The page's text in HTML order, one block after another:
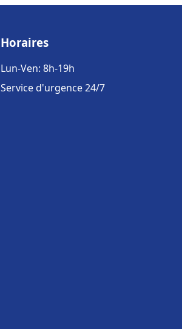
Horaires
Lun-Ven: 8h-19h
Service d'urgence 24/7